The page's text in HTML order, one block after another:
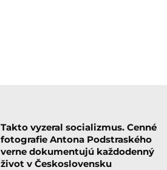
Takto vyzeral socializmus. Cenné
fotografie Antona Podstraského
verne dokumentujú každodenný
život v Československu